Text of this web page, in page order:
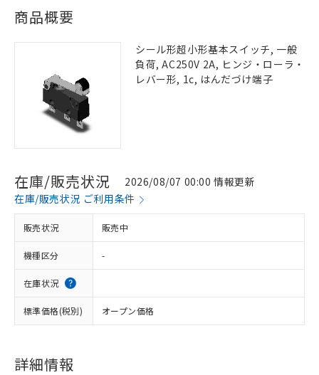
商品概要
シール形超小形基本スイッチ, 一般
負荷, AC250V 2A, ヒンジ・ローラ・
レバー形, 1c, はんだづけ端子
在庫/販売状況
2026/08/07 00:00 情報更新
在庫/販売状況 ご利用条件
販売状況 販売中
機種区分 -
在庫状況
標準価格(税別) オープン価格
詳細情報